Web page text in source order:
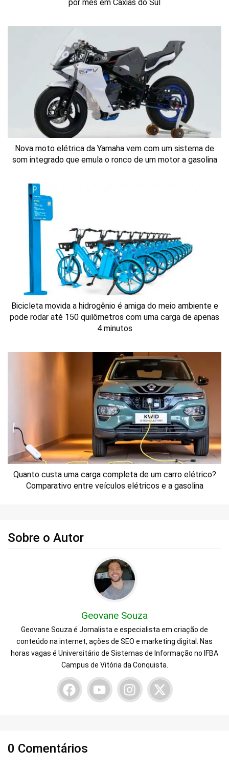
por mês em Caxias do Sul
Nova moto elétrica da Yamaha vem com um sistema de
som integrado que emula o ronco de um motor a gasolina
Bicicleta movida a hidrogênio é amiga do meio ambiente e
pode rodar até 150 quilômetros com uma carga de apenas
4 minutos
Quanto custa uma carga completa de um carro elétrico?
Comparativo entre veículos elétricos e a gasolina
Sobre o Autor
Geovane Souza
Geovane Souza é Jornalista e especialista em criação de
conteúdo na internet, ações de SEO e marketing digital. Nas
horas vagas é Universitário de Sistemas de Informação no IFBA
Campus de Vitória da Conquista.
0 Comentários